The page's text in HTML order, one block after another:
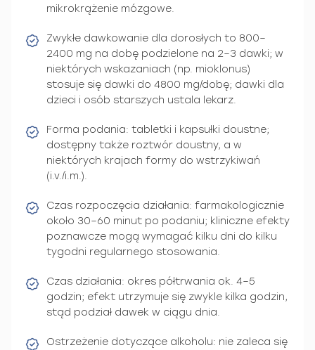
mikrokrążenie mózgowe.
Zwykłe dawkowanie dla dorosłych to 800–
2400 mg na dobę podzielone na 2–3 dawki; w
niektórych wskazaniach (np. mioklonus)
stosuje się dawki do 4800 mg/dobę; dawki dla
dzieci i osób starszych ustala lekarz.
Forma podania: tabletki i kapsułki doustne;
dostępny także roztwór doustny, a w
niektórych krajach formy do wstrzykiwań
(i.v./i.m.).
Czas rozpoczęcia działania: farmakologicznie
około 30–60 minut po podaniu; kliniczne efekty
poznawcze mogą wymagać kilku dni do kilku
tygodni regularnego stosowania.
Czas działania: okres półtrwania ok. 4–5
godzin; efekt utrzymuje się zwykle kilka godzin,
stąd podział dawek w ciągu dnia.
Ostrzeżenie dotyczące alkoholu: nie zaleca się